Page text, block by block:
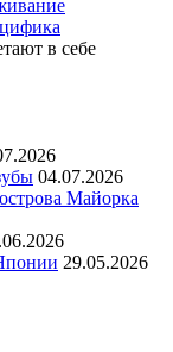
в себе
04.07.2026
Майорка
29.05.2026